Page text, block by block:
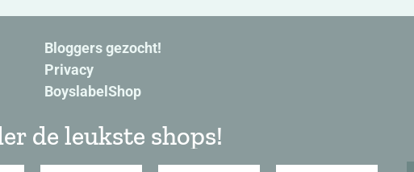
Bloggers gezocht!
Privacy
BoyslabelShop
de leukste shops!